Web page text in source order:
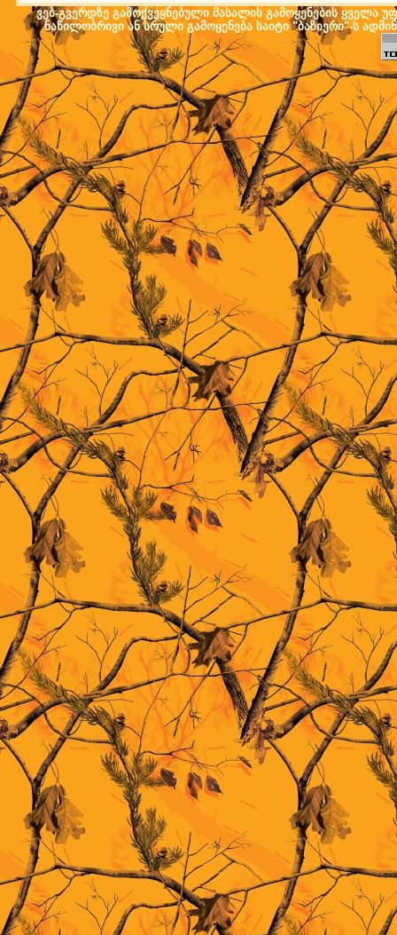
ვებ-გვერდზე გამოქვეყნებული მასალის გამოყენების ყველა
ნაწილობრივი ან სრული გამოყენება საიტი "ბაზიერი"-ს